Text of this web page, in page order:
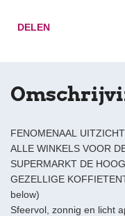
DELEN
FENOMENAAL
ALLE WINKELS VOOR
SUPERMARKT DE
GEZELLIGE
below)
Sfeervol, zonnig en licht